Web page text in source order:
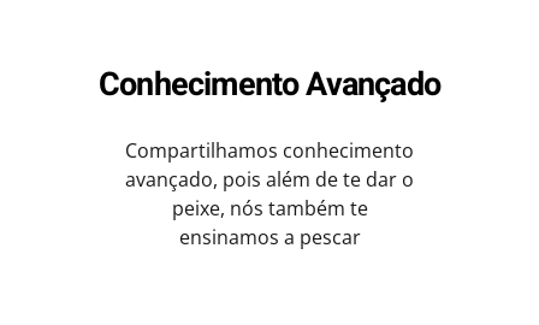
Conhecimento Avançado
Compartilhamos conhecimento
avançado, pois além de te dar o
peixe, nós também te
ensinamos a pescar